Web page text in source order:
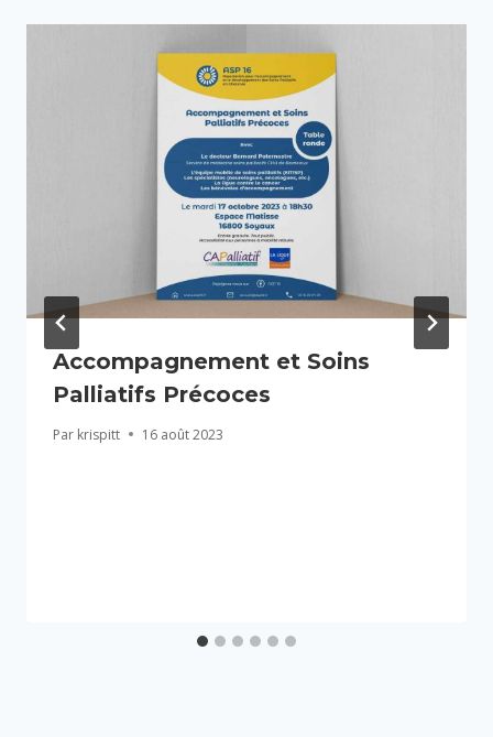
Accompagnement et Soins
Palliatifs Précoces
Par krispitt 16 août 2023